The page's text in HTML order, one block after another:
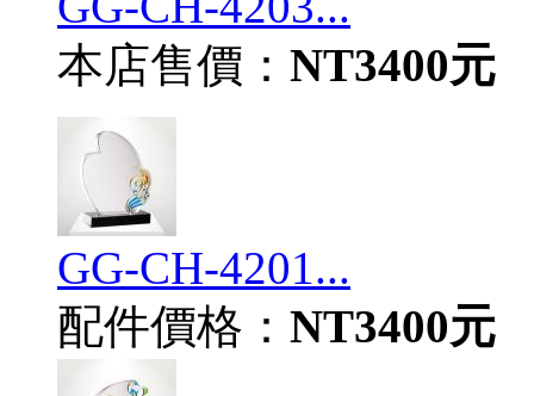
本店售價： NT3400元
GG-CH-4201...
配件價格： NT3400元